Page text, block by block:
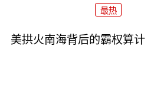
最热
美拱火南海背后的霸权算计